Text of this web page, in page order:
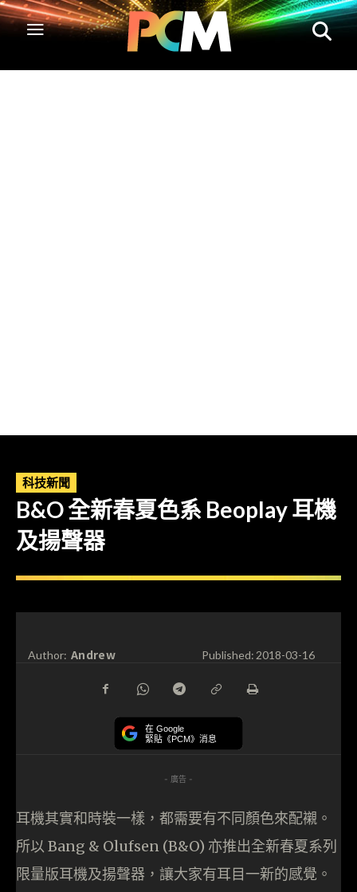
科技新聞
B&O 全新春夏色系 Beoplay 耳機
及揚聲器
Author: Andrew Published:2018-03-16
在 Google
緊貼《PCM》消息
- 廣告 -
耳機其實和時裝一樣，都需要有不同顏色來配襯。
所以 Bang & Olufsen (B&O) 亦推出全新春夏系列
限量版耳機及揚聲器，讓大家有耳目一新的感覺。